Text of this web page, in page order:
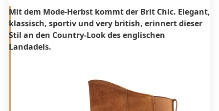
Mit dem Mode-Herbst kommt der Brit Chic. Elegant,
klassisch, sportiv und very british, erinnert dieser
Stil an den Country-Look des englischen
Landadels.